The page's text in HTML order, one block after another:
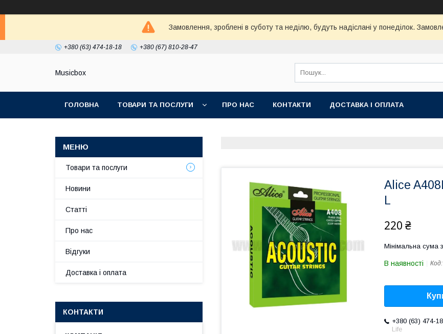
Замовлення, зроблені в суботу та неділю, будуть надіслані у понеділок.
+380 (63) 474-18-18 +380 (67) 810-28-47
Musicbox
ГОЛОВНА ТОВАРИ ТА ПОСЛУГИ ПРО НАС КОНТАКТИ ДОСТАВКА І ОПЛАТА
Alice
L
220 ₴
Мінімальна сума
В наявності Код:
+380 (63) 474-
Life
Товари та послуги
Новини
Статті
Про нас
Відгуки
Доставка і оплата
КОНТАКТИ